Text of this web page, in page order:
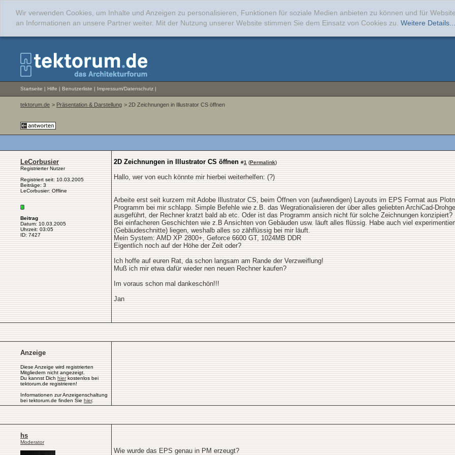
Wir verwenden Cookies, um Inhalte und Anzeigen zu personalisieren, Funktionen für soziale Medien anbieten zu können und für
an Informationen an unsere Partner weiter. Mit der Nutzung unserer Website stimmen Sie dem Einsatz von Cookies zu. Weitere Details...
Startseite | Hilfe | Benutzerliste | Impressum/Datenschutz |
tektorum.de > Präsentation & Darstellung > 2D Zeichnungen in Illustrator CS öffnen
LeCorbusier
Registrierter Nutzer
Registriert seit: 10.03.2005
Beiträge: 3
LeCorbusier: Offline
Beitrag
Datum: 10.03.2005
Uhrzeit: 03:05
ID: 7427
2D Zeichnungen in Illustrator CS öffnen #1 (Permalink)
Hallo, wer von euch könnte mir hierbei weiterhelfen: (?)
Arbeite erst seit kurzem mit Adobe Illustrator CS, beim Öffnen von (aufwendigen) Layouts im EPS Format aus
Programm bei mir schlapp. Simple Befehle wie z.B. das Wegrationalisieren der über alles geliebten ArchiCad-
ausgeführt, der Rechner kratzt bald ab etc. Oder ist das Programm ansich nicht für solche Zeichnungen konzipiert?
Bei einfacheren Geschichten wie z.B Ansichten von Gebäuden usw. läuft alles flüssig. Habe auch viel
(Gebäudeschnitte) liegen, weshalb alles so zähflüssig bei mir läuft.
Mein System: AMD XP 2800+, Geforce 6600 GT, 1024MB DDR
Eigentlich noch auf der Höhe der Zeit oder?
Ich hoffe auf euren Rat, da schon langsam am Rande der Verzweiflung!
Muß ich mir etwa dafür wieder nen neuen Rechner kaufen?
Im voraus schon mal dankeschön!!!
Jan
Anzeige
Diese Anzeige wird registrierten
Mitgliedern nicht angezeigt.
Du kannst Dich hierkostenlos bei
tektorum.de registrieren!
Informationen zur Anzeigenschaltung
bei tektorum.de finden Sie hier.
hs
Moderator
Wie wurde das EPS genau in PM erzeugt?